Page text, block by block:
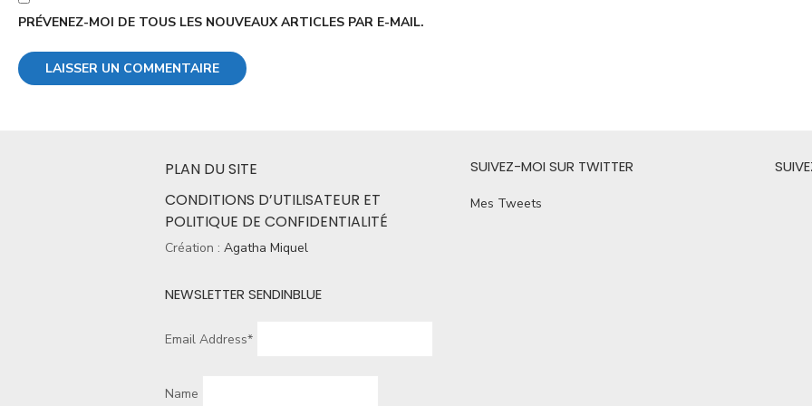
PRÉVENEZ-MOI DE TOUS LES NOUVEAUX ARTICLES PAR E-MAIL.
PLAN DU SITE
CONDITIONS D’UTILISATEUR ET
POLITIQUE DE CONFIDENTIALITÉ
Création : Agatha Miquel
NEWSLETTER SENDINBLUE
Email Address*
Name
SUIVEZ-MOI SUR TWITTER
Mes Tweets